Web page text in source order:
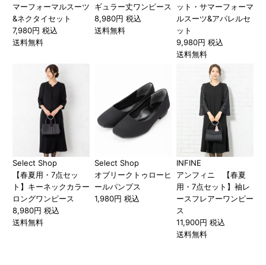
マーフォーマルスーツ
&ネクタイセット
7,980円 税込
送料無料
ギュラー丈ワンピース
8,980円 税込
送料無料
ット・サマーフォーマ
ルスーツ&アパレルセ
ット
9,980円 税込
送料無料
Select Shop
【春夏用・7点セッ
ト】キーネックカラー
ロングワンピース
8,980円 税込
送料無料
Select Shop
オブリークトゥローヒ
ールパンプス
1,980円 税込
INFINE
アンフィニ 【春夏
用・7点セット】袖レ
ースフレアーワンピー
ス
11,900円 税込
送料無料